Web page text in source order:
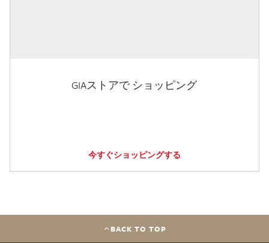
GIAストアで ショッピング
今すぐショッピングする
BACK TO TOP